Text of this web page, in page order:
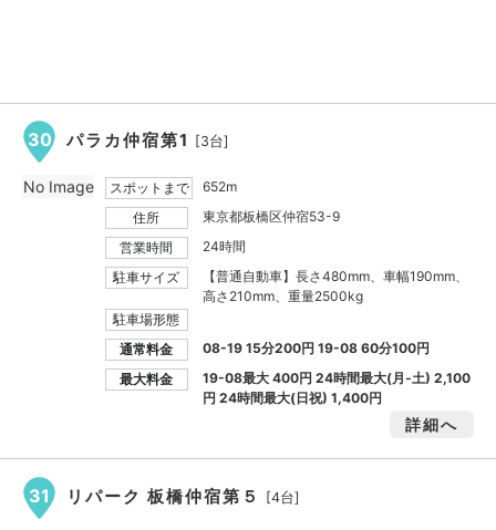
30 パラカ仲宿第1 [3台]
スポットまで
652m
住所
東京都板橋区仲宿53-9
営業時間
24時間
駐車サイズ
【普通自動車】長さ480mm、車幅190mm、
高さ210mm、重量2500kg
駐車場形態
通常料金
08-19 15分200円 19-08 60分100円
最大料金
19-08最大400円24時間最大(月-土)2,100
円24時間最大(日祝)1,400円
詳細へ
No Image
31 リパーク 板橋仲宿第５ [4台]